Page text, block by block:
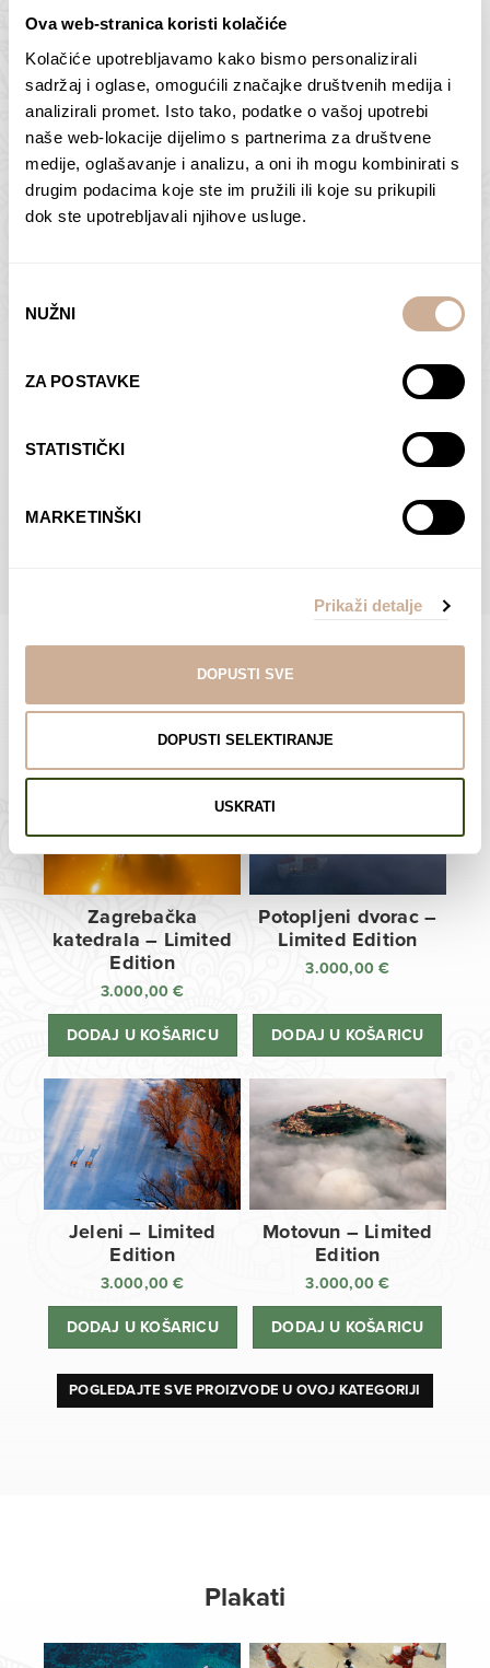
Ova web-stranica koristi kolačiće
Kolačiće upotrebljavamo kako bismo personalizirali
sadržaj i oglase, omogućili značajke društvenih medija i
analizirali promet. Isto tako, podatke o vašoj upotrebi
naše web-lokacije dijelimo s partnerima za društvene
medije, oglašavanje i analizu, a oni ih mogu kombinirati s
drugim podacima koje ste im pružili ili koje su prikupili
dok ste upotrebljavali njihove usluge.
pristanka
NUŽNI
ZA POSTAVKE
STATISTIČKI
MARKETINŠKI
Prikaži detalje
DOPUSTI SVE
DOPUSTI SELEKTIRANJE
USKRATI
Butan – ljudi 2
75,00€ – 138,00€Raspon
cijena:
od
75,00 €
138,00 €
ODABERI OPCIJE
Antarktika – krajolik
2
75,00€ – 138,00€Raspon
cijena:
od
ODABERI OPCIJE
Dolac
ODABERI OPCIJE
Moreškanti – sjena
€Raspon
od
75,00 €
do
138,00 €
ODABERI OPCIJE
POGLEDAJTE SVE PROIZVODE U OVOJ KATEGORIJI
Limited Edition Fotografije
Zagrebačka
katedrala – Limited
Edition
3.000,00€
DODAJ U KOŠARICU
Potopljeni dvorac –
Limited Edition
3.000,00€
DODAJ U KOŠARICU
Jeleni – Limited
Edition
3.000,00€
DODAJ U KOŠARICU
Motovun – Limited
Edition
3.000,00€
DODAJ U KOŠARICU
POGLEDAJTE SVE PROIZVODE U OVOJ KATEGORIJI
Plakati